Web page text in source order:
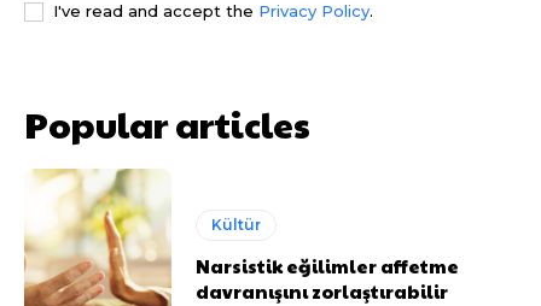
I've read and accept the Privacy Policy.
Popular articles
Kültür
Narsistik eğilimler affetme
davranışını zorlaştırabilir